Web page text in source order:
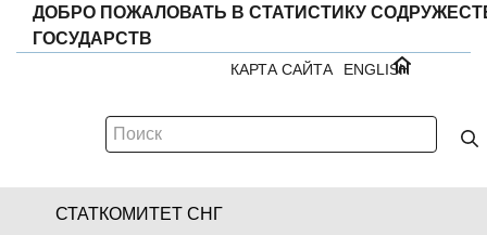
ДОБРО ПОЖАЛОВАТЬ В СТАТИСТИКУ
ГОСУДАРСТВ
ENGLISH
КАРТА САЙТА
СТАТКОМИТЕТ СНГ